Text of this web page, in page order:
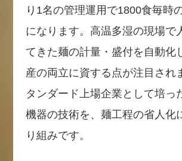
り1名の管理運用で1800食毎時
になります。高温多湿の現場で
てきた麺の計量・盛付を自動化
産の両立に資する点が注目され
タンダード上場企業として培っ
機器の技術を、麺工程の省人化
り組みです。